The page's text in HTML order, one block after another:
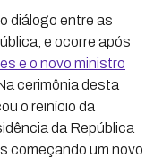
diálogo entre as
e ocorre após
e o novo ministro
cerimônia desta
o reinício da
da República
começando um novo